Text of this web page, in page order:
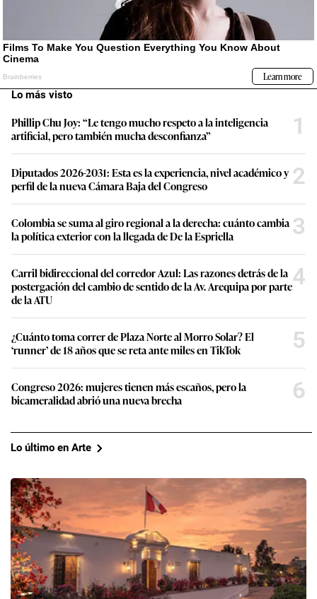
Lo más visto
Phillip Chu Joy: “Le tengo mucho respeto a la inteligencia
artificial, pero también mucha desconfianza”
1
Diputados 2026-2031: Esta es la experiencia, nivel académico y
perfil de la nueva Cámara Baja del Congreso
2
Colombia se suma al giro regional a la derecha: cuánto cambia
la política exterior con la llegada de De la Espriella
3
Carril bidireccional del corredor Azul: Las razones detrás de la
postergación del cambio de sentido de la Av. Arequipa por parte
de la ATU
4
¿Cuánto toma correr de Plaza Norte al Morro Solar? El
‘runner’ de 18 años que se reta ante miles en TikTok
5
Congreso 2026: mujeres tienen más escaños, pero la
bicameralidad abrió una nueva brecha
6
Lo último en Arte